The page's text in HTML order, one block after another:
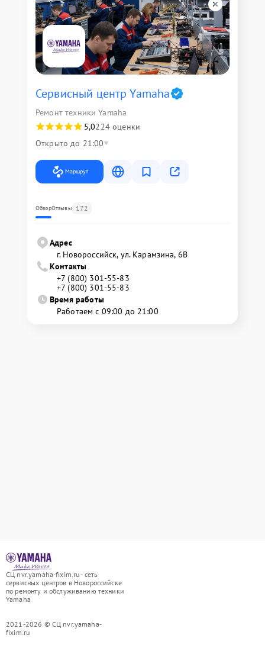
Сервисный центр Yamaha
Ремонт техники Yamaha
5,0224 оценки
Открыто до 21:00
Маршрут
ОбзорОтзывы 172
Адрес
г. Новороссийск, ул. Карамзина, 6В
Контакты
+7 (800) 301-55-83
+7 (800) 301-55-83
Время работы
Работаем с 09:00 до 21:00
СЦ nvr.yamaha-fixim.ru - сеть
сервисных центров в Новороссийске
по ремонту и обслуживанию техники
Yamaha
2021-2026 © СЦ nvr.yamaha-
fixim.ru